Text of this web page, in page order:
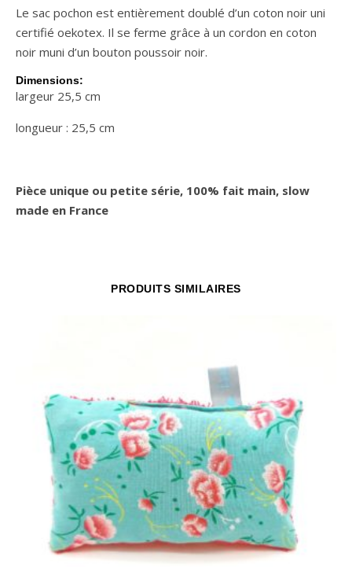
Le sac pochon est entièrement doublé d’un coton noir uni
certifié oekotex. Il se ferme grâce à un cordon en coton
noir muni d’un bouton poussoir noir.
Dimensions:
largeur 25,5 cm
longueur : 25,5 cm
Pièce unique ou petite série, 100% fait main, slow
made en France
PRODUITS SIMILAIRES